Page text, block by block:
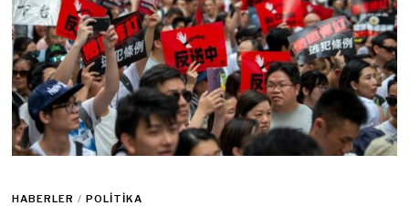
HABERLER / POLITIKA